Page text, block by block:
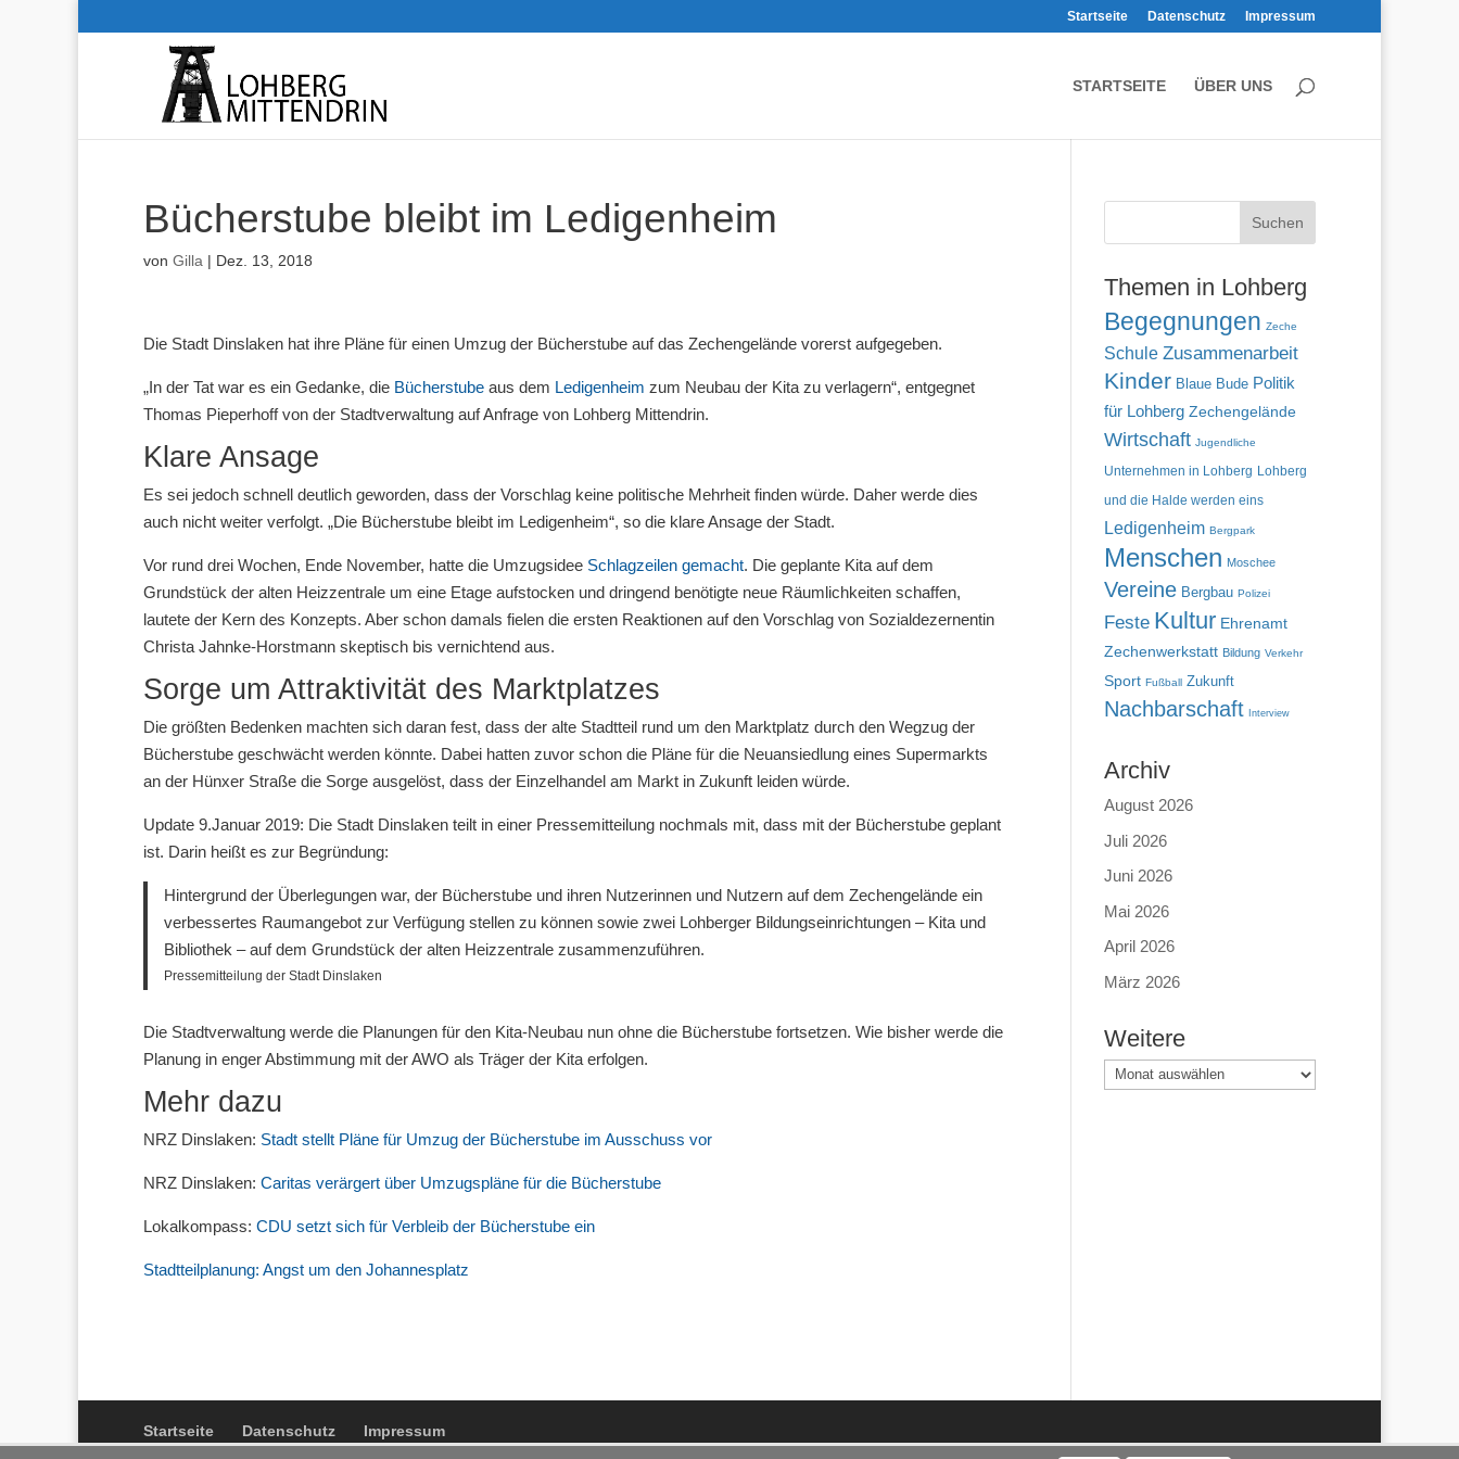
Startseite Datenschutz Impressum
STARTSEITE ÜBER UNS
Bücherstube bleibt im Ledigenheim
von Gilla | Dez. 13, 2018
Die Stadt Dinslaken hat ihre Pläne für einen Umzug der Bücherstube auf das Zechengelände vorerst aufgegeben.
„In der Tat war es ein Gedanke, die Bücherstube aus dem Ledigenheim zum Neubau der Kita zu verlagern“, entgegnet
Thomas Pieperhoff von der Stadtverwaltung auf Anfrage von Lohberg Mittendrin.
Klare Ansage
Es sei jedoch schnell deutlich geworden, dass der Vorschlag keine politische Mehrheit finden würde. Daher werde dies
auch nicht weiter verfolgt. „Die Bücherstube bleibt im Ledigenheim“, so die klare Ansage der Stadt.
Vor rund drei Wochen, Ende November, hatte die Umzugsidee Schlagzeilen gemacht. Die geplante Kita auf dem
Grundstück der alten Heizzentrale um eine Etage aufstocken und dringend benötigte neue Räumlichkeiten schaffen,
lautete der Kern des Konzepts. Aber schon damals fielen die ersten Reaktionen auf den Vorschlag von Sozialdezernentin
Christa Jahnke-Horstmann skeptisch bis vernichtend aus.
Sorge um Attraktivität des Marktplatzes
Die größten Bedenken machten sich daran fest, dass der alte Stadtteil rund um den Marktplatz durch den Wegzug der
Bücherstube geschwächt werden könnte. Dabei hatten zuvor schon die Pläne für die Neuansiedlung eines Supermarkts
an der Hünxer Straße die Sorge ausgelöst, dass der Einzelhandel am Markt in Zukunft leiden würde.
Update 9.Januar 2019: Die Stadt Dinslaken teilt in einer Pressemitteilung nochmals mit, dass mit der Bücherstube geplant
ist. Darin heißt es zur Begründung:
Hintergrund der Überlegungen war, der Bücherstube und ihren Nutzerinnen und Nutzern auf dem Zechengelände ein
verbessertes Raumangebot zur Verfügung stellen zu können sowie zwei Lohberger Bildungseinrichtungen – Kita und
Bibliothek – auf dem Grundstück der alten Heizzentrale zusammenzuführen.
Pressemitteilung der Stadt Dinslaken
Die Stadtverwaltung werde die Planungen für den Kita-Neubau nun ohne die Bücherstube fortsetzen. Wie bisher werde die
Planung in enger Abstimmung mit der AWO als Träger der Kita erfolgen.
Mehr dazu
NRZ Dinslaken: Stadt stellt Pläne für Umzug der Bücherstube im Ausschuss vor
NRZ Dinslaken: Caritas verärgert über Umzugspläne für die Bücherstube
Lokalkompass: CDU setzt sich für Verbleib der Bücherstube ein
Stadtteilplanung: Angst um den Johannesplatz
Themen in Lohberg
Begegnungen Zeche
Schule Zusammenarbeit
Kinder Blaue Bude Politik
für Lohberg Zechengelände
Wirtschaft Jugendliche
Unternehmen in Lohberg Lohberg
und die Halde werden eins
Ledigenheim Bergpark
Menschen Moschee
Vereine Bergbau Polizei
Feste Kultur Ehrenamt
Zechenwerkstatt Bildung Verkehr
Sport Fußball Zukunft
Nachbarschaft Interview
Archiv
August 2026
Juli 2026
Juni 2026
Mai 2026
April 2026
März 2026
Weitere
Weitere
Startseite Datenschutz Impressum